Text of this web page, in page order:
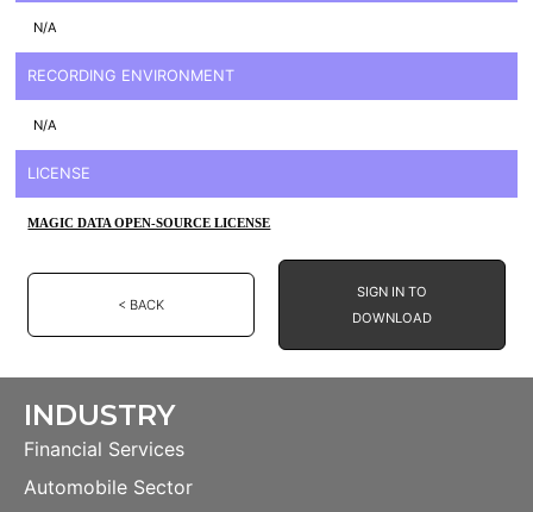
N/A
RECORDING ENVIRONMENT
N/A
LICENSE
MAGIC DATA OPEN-SOURCE LICENSE
< BACK
SIGN IN TO
DOWNLOAD
INDUSTRY
Financial Services
Automobile Sector